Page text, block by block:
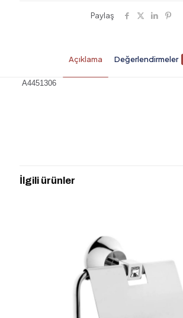
Paylaş
Açıklama Değerlendirmeler
A4451306
yorum yapan ilk kişi siz olun
2/5
yıldız
3/5
yıldız
4/5
yıldız
İlgili ürünler